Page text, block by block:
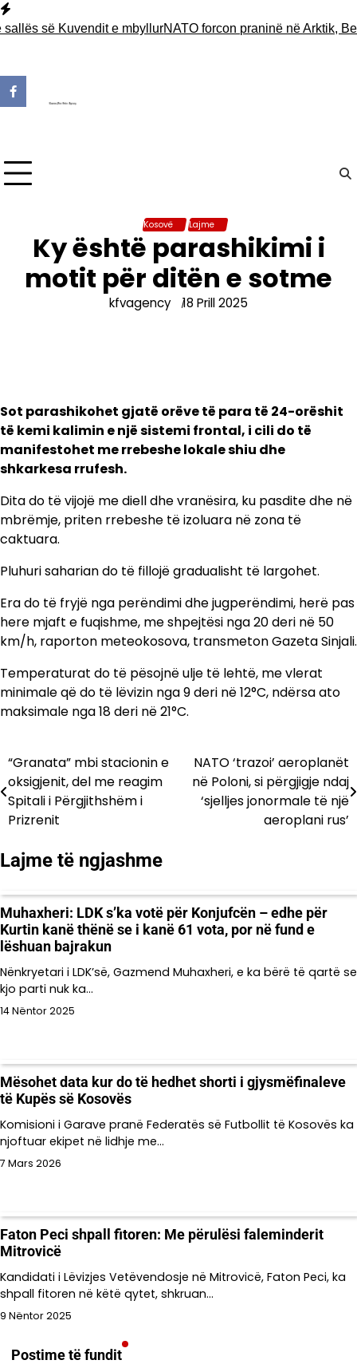
Skip
to
së Kuvendit e mbyllur NATO forcon praninë në Arktik,
Kosovë Lajme
Ky është parashikimi i
motit për ditën e sotme
kfvagency 18 Prill 2025
Sot parashikohet gjatë orëve të para të 24-orëshit
të kemi kalimin e një sistemi frontal, i cili do të
manifestohet me rrebeshe lokale shiu dhe
shkarkesa rrufesh.
Dita do të vijojë me diell dhe vranësira, ku pasdite dhe në
mbrëmje, priten rrebeshe të izoluara në zona të
caktuara.
Pluhuri saharian do të fillojë gradualisht të largohet.
Era do të fryjë nga perëndimi dhe jugperëndimi, herë pas
here mjaft e fuqishme, me shpejtësi nga 20 deri në 50
km/h, raporton meteokosova, transmeton Gazeta Sinjali.
Temperaturat do të pësojnë ulje të lehtë, me vlerat
minimale që do të lëvizin nga 9 deri në 12°C, ndërsa ato
maksimale nga 18 deri në 21°C.
Lëvizje
te
postimet
“Granata” mbi stacionin e
oksigjenit, del me reagim
Spitali i Përgjithshëm i
Prizrenit
NATO ‘trazoi’ aeroplanët
në Poloni, si përgjigje ndaj
‘sjelljes jonormale të një
aeroplani rus’
Lajme të ngjashme
Muhaxheri: LDK s’ka votë për Konjufcën – edhe për
Kurtin kanë thënë se i kanë 61 vota, por në fund e
lëshuan bajrakun
Nënkryetari i LDK’së, Gazmend Muhaxheri, e ka bërë të qartë se
kjo parti nuk ka…
14 Nëntor 2025
Mësohet data kur do të hedhet shorti i gjysmëfinaleve
të Kupës së Kosovës
Komisioni i Garave pranë Federatës së Futbollit të Kosovës ka
njoftuar ekipet në lidhje me…
7 Mars 2026
Faton Peci shpall fitoren: Me përulësi faleminderit
Mitrovicë
Kandidati i Lëvizjes Vetëvendosje në Mitrovicë, Faton Peci, ka
shpall fitoren në këtë qytet, shkruan…
9 Nëntor 2025
Postime të fundit